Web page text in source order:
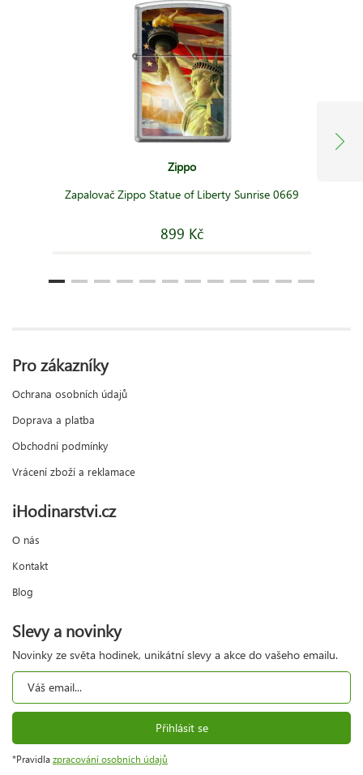
Zippo
Zapalovač Zippo Statue of Liberty Sunrise 0669
899 Kč
Pro zákazníky
Ochrana osobních údajů
Doprava a platba
Obchodní podmínky
Vrácení zboží a reklamace
iHodinarstvi.cz
O nás
Kontakt
Blog
Slevy a novinky
Novinky ze světa hodinek, unikátní slevy a akce do vašeho emailu.
Přihlásit se
*Pravidla zpracování osobních údajů